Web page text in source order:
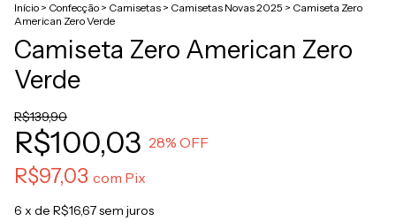
Início > Confecção > Camisetas > Camisetas Novas 2025 > Camiseta Zero
American Zero Verde
Camiseta Zero American Zero
Verde
R$139,90
R$100,03 28% OFF
R$97,03 com Pix
6 x de R$16,67sem juros